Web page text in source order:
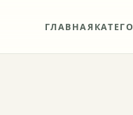
ГЛАВНАЯ